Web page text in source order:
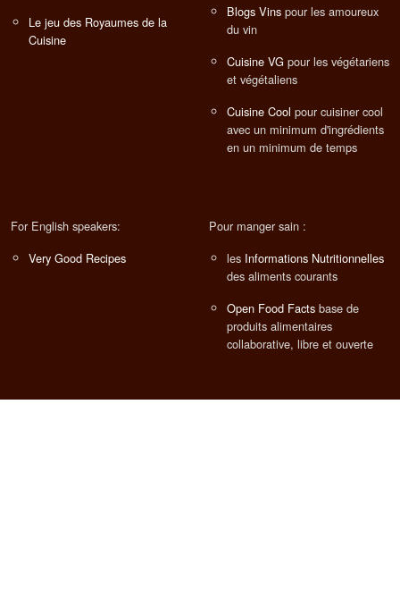
Le jeu des Royaumes de la
Cuisine
Blogs Vins pour les amoureux
du vin
Cuisine VG pour les végétariens
et végétaliens
Cuisine Cool pour cuisiner cool
avec un minimum d'ingrédients
en un minimum de temps
For English speakers:
Very Good Recipes
Pour manger sain :
les Informations Nutritionnelles
des aliments courants
Open Food Facts base de
produits alimentaires
collaborative, libre et ouverte